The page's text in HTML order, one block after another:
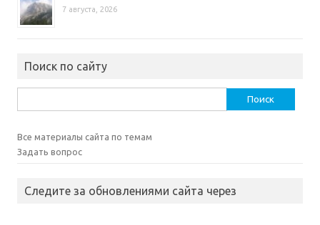
7 августа, 2026
Поиск по сайту
Все материалы сайта по темам
Задать вопрос
Следите за обновлениями сайта через